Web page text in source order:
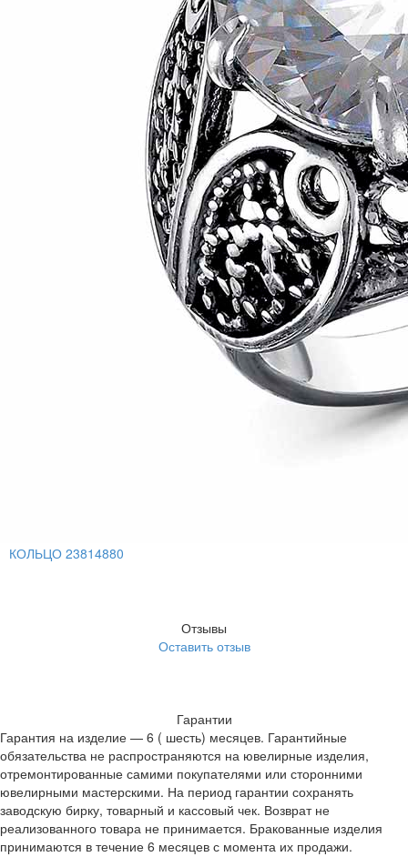
КОЛЬЦО 23814880
Отзывы
Оставить отзыв
Гарантии
Гарантия на изделие — 6 ( шесть) месяцев. Гарантийные
обязательства не распространяются на ювелирные изделия,
отремонтированные самими покупателями или сторонними
ювелирными мастерскими. На период гарантии сохранять
заводскую бирку, товарный и кассовый чек. Возврат не
реализованного товара не принимается. Бракованные изделия
принимаются в течение 6 месяцев с момента их продажи.